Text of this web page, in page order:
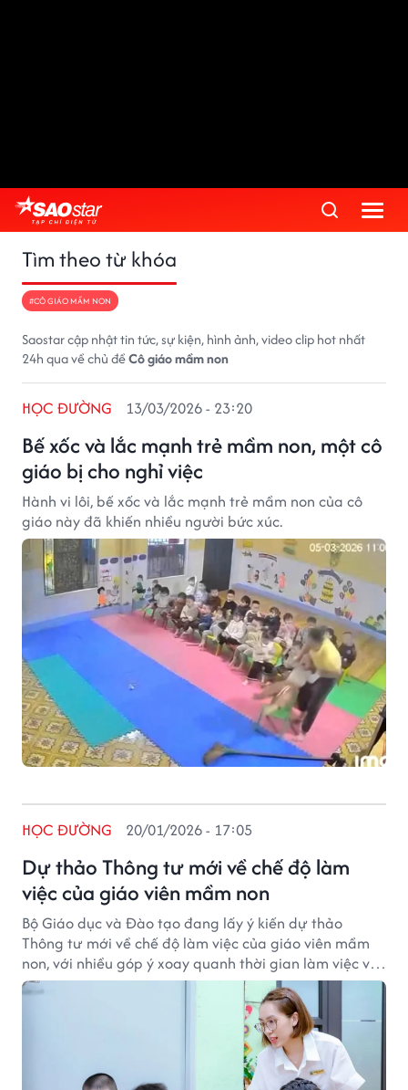
Tìm theo từ khóa
#CÔ GIÁO MẦM NON
Saostar cập nhật tin tức, sự kiện, hình ảnh, video clip hot nhất
24h qua về chủ đềCô giáo mầm non
Bế xốc và lắc mạnh trẻ mầm non, một cô
giáo bị cho nghỉ việc
HỌC ĐƯỜNG 13/03/2026 - 23:20
Hành vi lôi, bế xốc và lắc mạnh trẻ mầm non của cô
giáo này đã khiến nhiều người bức xúc.
Dự thảo Thông tư mới về chế độ làm
việc của giáo viên mầm non
HỌC ĐƯỜNG 20/01/2026 - 17:05
Bộ Giáo dục và Đào tạo đang lấy ý kiến dự thảo
Thông tư mới về chế độ làm việc của giáo viên mầm
non, với nhiều góp ý xoay quanh thời gian làm việc và
quy định kiêm nhiệm.